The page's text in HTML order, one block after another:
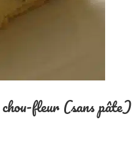
chou-fleur (sans pâte)